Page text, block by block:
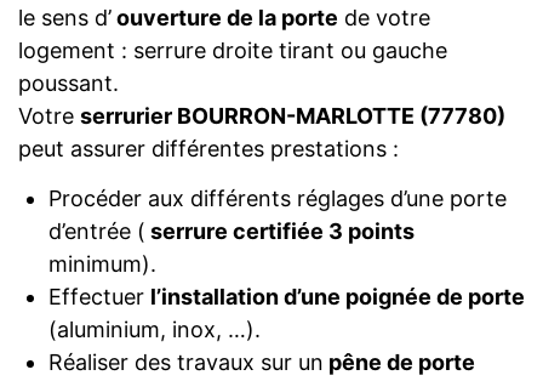
le sens d’ouverture de la porte de votre
logement : serrure droite tirant ou gauche
poussant.
Votre serrurier BOURRON-MARLOTTE (77780)
peut assurer différentes prestations :
Procéder aux différents réglages d’une porte
d’entrée ( serrure certifiée 3 points
minimum).
Effectuer l’installation d’une poignée de porte
(aluminium, inox, …).
Réaliser des travaux sur un pêne de porte